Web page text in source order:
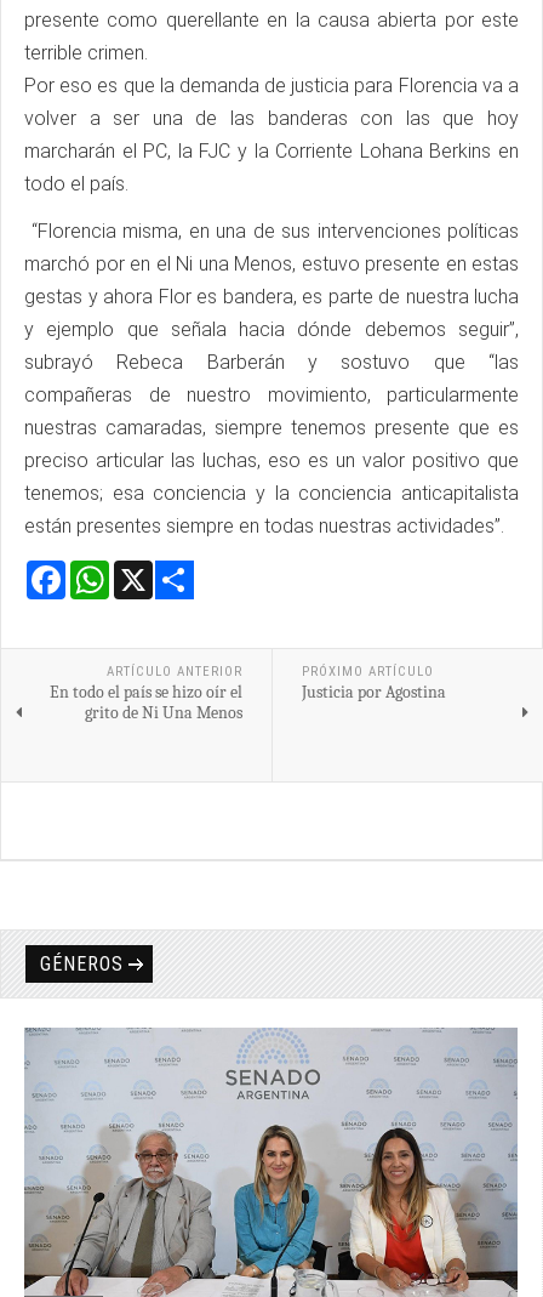
presente como querellante en la causa abierta por este
terrible crimen.
Por eso es que la demanda de justicia para Florencia va a
volver a ser una de las banderas con las que hoy
marcharán el PC, la FJC y la Corriente Lohana Berkins en
todo el país.
“Florencia misma, en una de sus intervenciones políticas
marchó por en el Ni una Menos, estuvo presente en estas
gestas y ahora Flor es bandera, es parte de nuestra lucha
y ejemplo que señala hacia dónde debemos seguir”,
subrayó Rebeca Barberán y sostuvo que “las
compañeras de nuestro movimiento, particularmente
nuestras camaradas, siempre tenemos presente que es
preciso articular las luchas, eso es un valor positivo que
tenemos; esa conciencia y la conciencia anticapitalista
están presentes siempre en todas nuestras actividades”.
Facebook
WhatsApp
ARTÍCULO ANTERIOR
En todo el país se hizo oír el
grito de Ni Una Menos
PRÓXIMO ARTÍCULO
Justicia por Agostina
GÉNEROS